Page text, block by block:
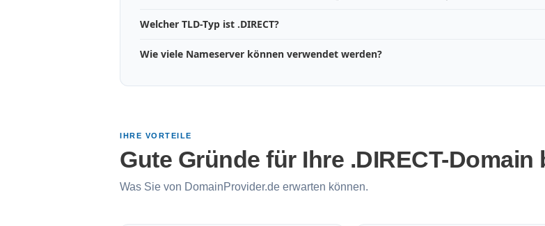
Welcher TLD-Typ ist .DIRECT?
Wie viele Nameserver können verwendet werden?
IHRE VORTEILE
Gute Gründe für Ihre .DIRECT-
Was Sie von DomainProvider.de erwarten können.